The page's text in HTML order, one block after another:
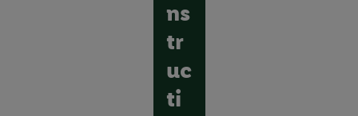
ns
tr
uc
ti